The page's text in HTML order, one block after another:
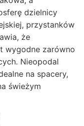
dzielnicy
przystanków
że
wygodne zarówno
Nieopodal
na spacery,
świeżym